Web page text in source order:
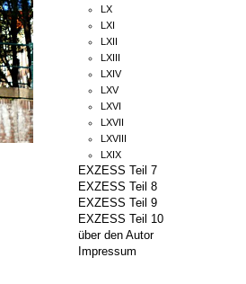
LX
LXI
LXII
LXIII
LXIV
LXV
LXVI
LXVII
LXVIII
LXIX
EXZESS Teil 7
EXZESS Teil 8
EXZESS Teil 9
EXZESS Teil 10
über den Autor
Impressum